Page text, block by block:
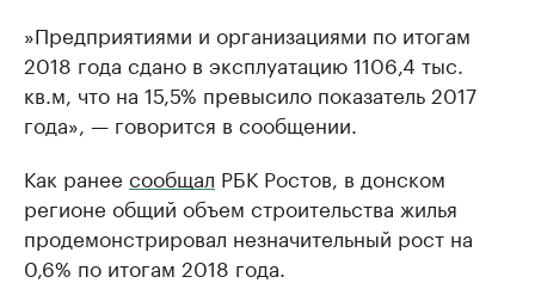
»​Предприятиями и организациями по итогам
2018 года сдано в эксплуатацию 1106,4 тыс.
кв.м, что на 15,5% превысило показатель 2017
года», — говорится в сообщении.
Как ранее сообщал РБК Ростов, в донском
регионе общий объем строительства жилья
продемонстрировал незначительный рост на
0,6% по итогам 2018 года.